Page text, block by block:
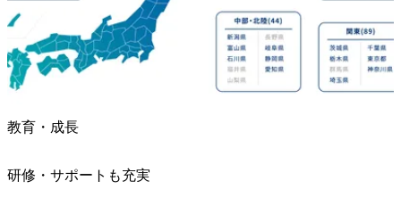
教育・成長
研修・サポートも充実